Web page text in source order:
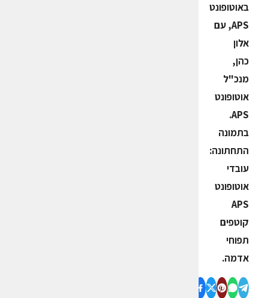
באוטופונט
APS, עם
אלון
כהן,
מנכ"ל
אוטופונט
APS.
בתמונה
התחתונה:
עובדי
אוטופונט
APS
קוטפים
תפוחי
אדמה.